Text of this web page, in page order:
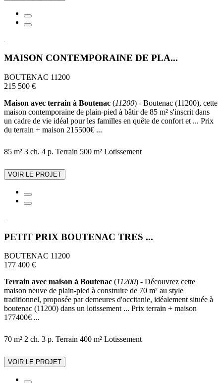
MAISON CONTEMPORAINE DE PLA...
BOUTENAC 11200
215 500 €
Maison avec terrain à Boutenac (11200) - Boutenac (11200), cette
maison contemporaine de plain-pied à bâtir de 85 m² s'inscrit dans
un cadre de vie idéal pour les familles en quête de confort et ... Prix
du terrain + maison 215500€ ...
85 m² 3 ch. 4 p. Terrain 500 m² Lotissement
VOIR LE PROJET
PETIT PRIX BOUTENAC TRES ...
BOUTENAC 11200
177 400 €
Terrain avec maison à Boutenac (11200) - Découvrez cette
maison neuve de plain-pied à construire de 70 m² au style
traditionnel, proposée par demeures d'occitanie, idéalement située à
boutenac (11200) dans un lotissement ... Prix terrain + maison
177400€ ...
70 m² 2 ch. 3 p. Terrain 400 m² Lotissement
VOIR LE PROJET